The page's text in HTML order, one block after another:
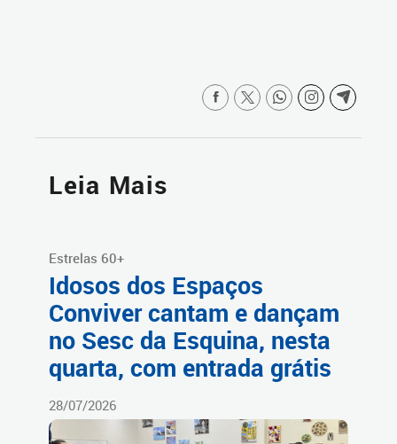
Leia Mais
Estrelas 60+
Idosos dos Espaços
Conviver cantam e dançam
no Sesc da Esquina, nesta
quarta, com entrada grátis
28/07/2026